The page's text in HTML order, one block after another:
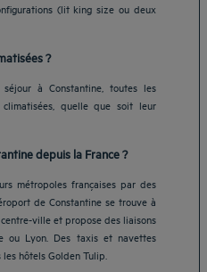
(lit king size ou deux
?
à Constantine, toutes les
quelle que soit leur
depuis la France ?
métropoles françaises par des
de Constantine se trouve à
ville et propose des liaisons
ou Lyon. Des taxis et navettes
hôtels Golden Tulip.